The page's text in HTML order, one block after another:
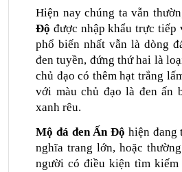
Hiện nay chúng ta vẫn
Độ được nhập khẩu trực tiếp
phổ biến nhất vẫn là dòng
đen tuyền, đứng thứ hai là
chủ đạo có thêm hạt trắng
với màu chủ đạo là đen ấn
xanh rêu.
Mộ đá đen Ấn Độ hiện đang
nghĩa trang lớn, hoặc
người có điều kiện tìm